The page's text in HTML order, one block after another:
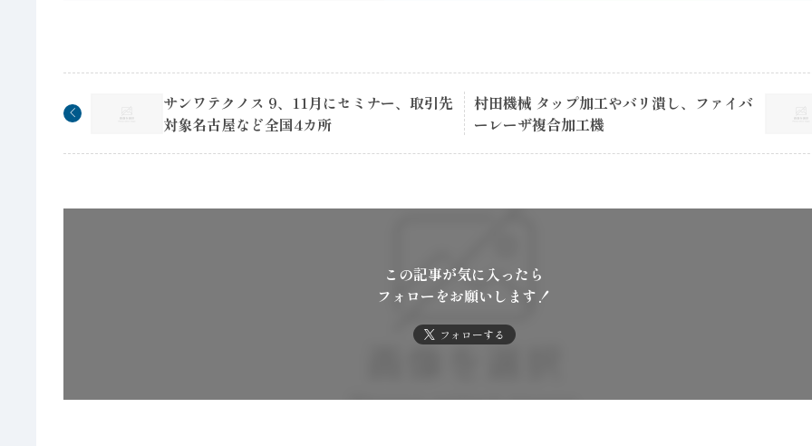
サンワテクノス 9、11月にセミナー、取引先
対象名古屋など全国4カ所
村田機械 タップ加工やバリ潰し、ファイバ
ーレーザ複合加工機
この記事が気に入ったら
フォローをお願いします！
フォローする